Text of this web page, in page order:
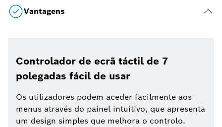
Vantagens
Controlador de ecrã táctil de 7
polegadas fácil de usar
Os utilizadores podem aceder facilmente aos
menus através do painel intuitivo, que apresenta
um design simples que melhora o controlo.